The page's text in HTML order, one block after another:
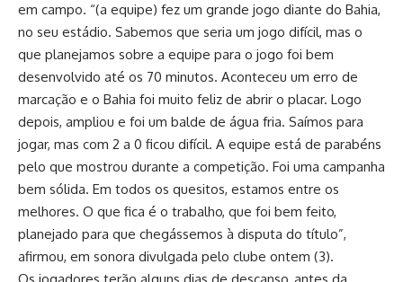
em campo. “(a equipe) fez um grande jogo diante do Bahia,
no seu estádio. Sabemos que seria um jogo difícil, mas o
que planejamos sobre a equipe para o jogo foi bem
desenvolvido até os 70 minutos. Aconteceu um erro de
marcação e o Bahia foi muito feliz de abrir o placar. Logo
depois, ampliou e foi um balde de água fria. Saímos para
jogar, mas com 2 a 0 ficou difícil. A equipe está de parabéns
pelo que mostrou durante a competição. Foi uma campanha
bem sólida. Em todos os quesitos, estamos entre os
melhores. O que fica é o trabalho, que foi bem feito,
planejado para que chegássemos à disputa do título”,
afirmou, em sonora divulgada pelo clube ontem (3).